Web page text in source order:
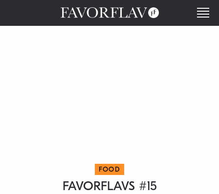
FOOD
FAVORFLAVS #15